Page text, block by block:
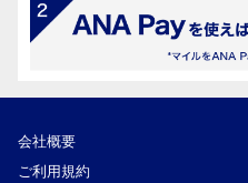
会社概要
ご利用規約